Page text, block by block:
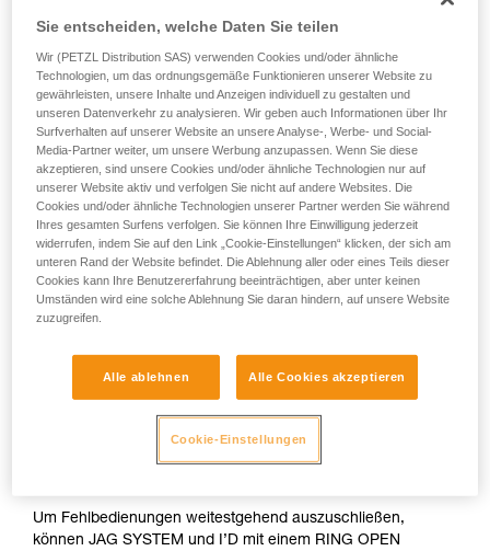
Das JAG SYSTEM ist ein kompaktes Flaschenzugsystem mit
optimalem Wirkungsgrad. Die Schutzhülle verhindert ein
Eindrehen des Zugseils.
Um Fehlbedienungen weitestgehend auszuschließen,
können JAG SYSTEM und I’D mit einem RING OPEN
Sie entscheiden, welche Daten Sie teilen
Wir (PETZL Distribution SAS) verwenden Cookies und/oder ähnliche
Technologien, um das ordnungsgemäße Funktionieren unserer Website zu
gewährleisten, unsere Inhalte und Anzeigen individuell zu gestalten und
unseren Datenverkehr zu analysieren. Wir geben auch Informationen über Ihr
Surfverhalten auf unserer Website an unsere Analyse-, Werbe- und Social-
Media-Partner weiter, um unsere Werbung anzupassen. Wenn Sie diese
akzeptieren, sind unsere Cookies und/oder ähnliche Technologien nur auf
unserer Website aktiv und verfolgen Sie nicht auf andere Websites. Die
Cookies und/oder ähnliche Technologien unserer Partner werden Sie während
Ihres gesamten Surfens verfolgen. Sie können Ihre Einwilligung jederzeit
widerrufen, indem Sie auf den Link „Cookie-Einstellungen“ klicken, der sich am
unteren Rand der Website befindet. Die Ablehnung aller oder eines Teils dieser
Cookies kann Ihre Benutzererfahrung beeinträchtigen, aber unter keinen
Umständen wird eine solche Ablehnung Sie daran hindern, auf unsere Website
zuzugreifen.
Alle ablehnen Alle Cookies akzeptieren
Cookie-Einstellungen